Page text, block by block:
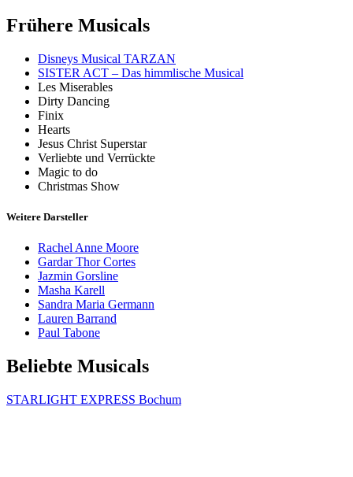
Frühere Musicals
Disneys Musical TARZAN
SISTER ACT – Das himmlische Musical
Les Miserables
Dirty Dancing
Finix
Hearts
Jesus Christ Superstar
Verliebte und Verrückte
Magic to do
Christmas Show
Weitere Darsteller
Rachel Anne Moore
Gardar Thor Cortes
Jazmin Gorsline
Masha Karell
Sandra Maria Germann
Lauren Barrand
Paul Tabone
Beliebte Musicals
STARLIGHT EXPRESS Bochum